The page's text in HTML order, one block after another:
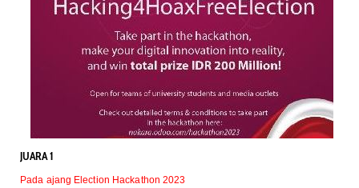
JUARA 1
Pada ajang Election Hackathon 2023